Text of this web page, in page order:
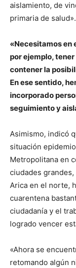
aislamiento, de
primaria de salud».
«Necesitamos en
por ejemplo,
contener la
En ese sentido,
incorporado
seguimiento y
Asimismo, indicó
situación
Metropolitana en
ciudades
Arica en el norte,
cuarentena
ciudadanía y el
logrado vencer
«Ahora se
retomando algún